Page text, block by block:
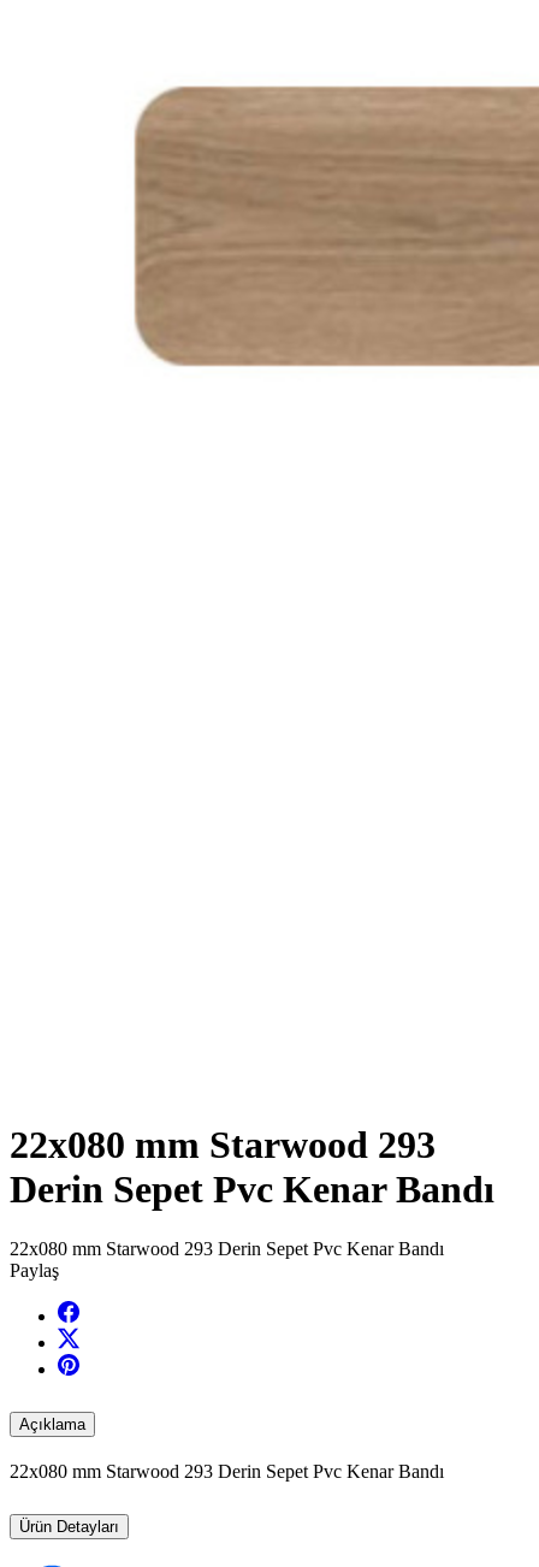
22x080 mm Starwood 293
Derin Sepet Pvc Kenar Bandı
22x080 mm Starwood 293 Derin Sepet Pvc Kenar Bandı
Paylaş
Açıklama
22x080 mm Starwood 293 Derin Sepet Pvc Kenar Bandı
Ürün Detayları